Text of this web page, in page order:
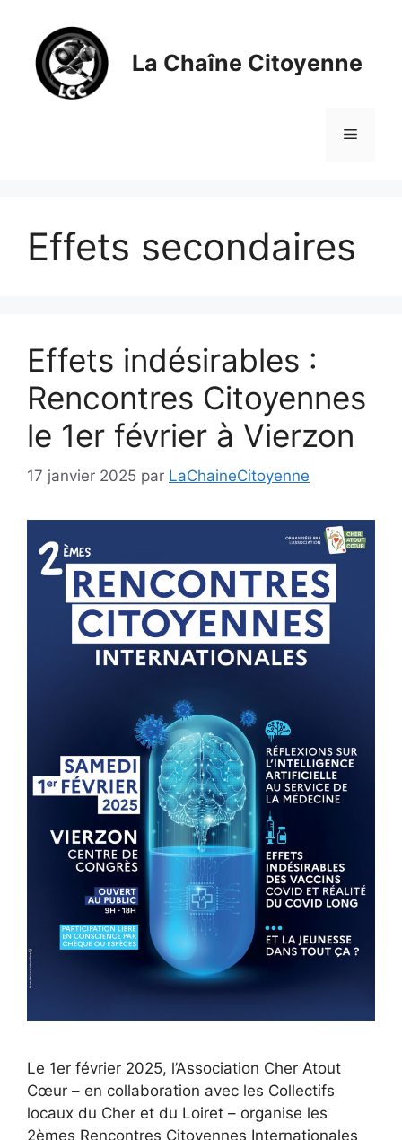
contenu
La Chaîne Citoyenne
Menu
Effets secondaires
Effets indésirables :
Rencontres Citoyennes
le 1er février à Vierzon
17 janvier 2025 par LaChaineCitoyenne
Le 1er février 2025, l’Association Cher Atout
Cœur – en collaboration avec les Collectifs
locaux du Cher et du Loiret – organise les
2èmes Rencontres Citoyennes Internationales